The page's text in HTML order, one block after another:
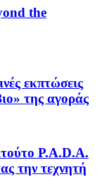
the
εκπτώσεις
της αγοράς
P.A.D.A.
την τεχνητή